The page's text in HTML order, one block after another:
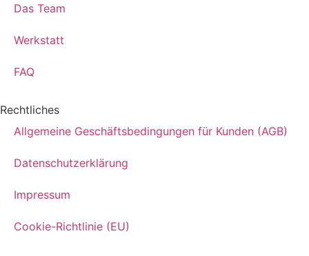
Das Team
Werkstatt
FAQ
Rechtliches
Allgemeine Geschäftsbedingungen für Kunden (AGB)
Datenschutzerklärung
Impressum
Cookie-Richtlinie (EU)